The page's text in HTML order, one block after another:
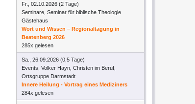
Fr., 02.10.2026 (2 Tage)
Seminare, Seminar für biblische Theologie
Gästehaus
Wort und Wissen – Regionaltagung in
Beatenberg 2026
285x gelesen
Sa., 26.09.2026 (0,5 Tage)
Events, Volker Hayn, Christen im Beruf,
Ortsgruppe Darmstadt
Innere Heilung - Vortrag eines Mediziners
284x gelesen